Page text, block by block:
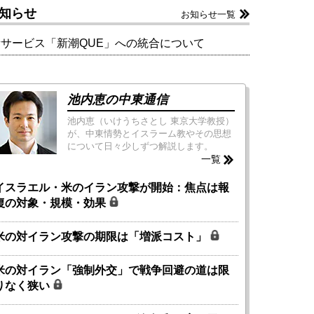
らせ お知らせ一覧
ービス「新潮QUE」への統合について
池内恵の中東通信
池内恵（いけうちさとし 東京大学教授）
が、中東情勢とイスラーム教やその思想
について日々少しずつ解説します。
一覧
スラエル・米のイラン攻撃が開始：焦点は報
の対象・規模・効果
の対イラン攻撃の期限は「増派コスト」
の対イラン「強制外交」で戦争回避の道は限
なく狭い